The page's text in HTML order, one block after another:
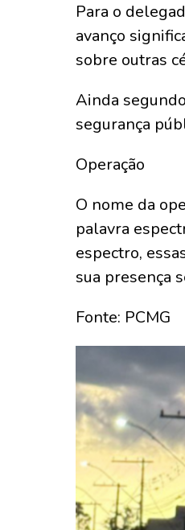
Para o
avanço
sobre outras
Ainda
segurança
Operação
O nome da
palavra
espectro,
sua presença
Fonte: PCMG